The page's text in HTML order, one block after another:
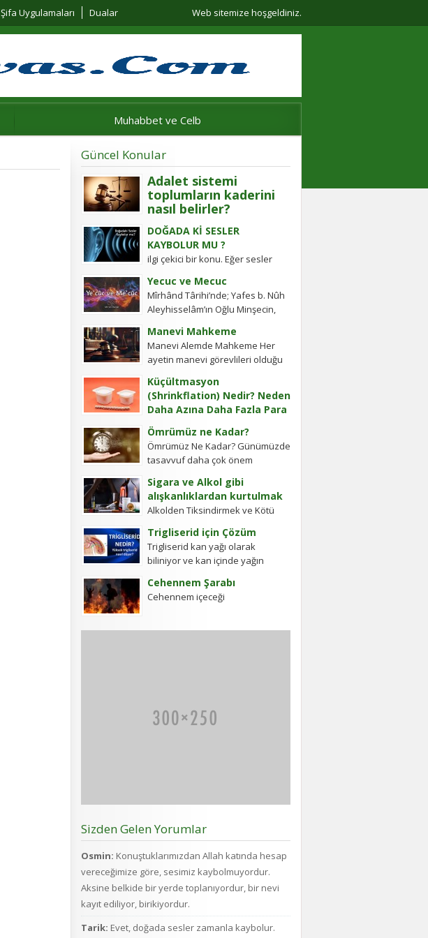
Şifa Uygulamaları Dualar Web sitemize hoşgeldiniz.
Muhabbet ve Celb
Güncel Konular
Adalet sistemi
toplumların kaderini
nasıl belirler?
Adalet sistemi güçlü olmayan
ülkelerde halkın değişim gücü
tarihten bugüne toplumsal
hareketleri şekillendirdi. Detayları
keşfedin!
DOĞADA Kİ SESLER
KAYBOLUR MU ?
ilgi çekici bir konu. Eğer sesler
sonra ulaşabilmek mümkün
müdür? Tübitak’a sormuşlar,
cevap vermiş. Soru: Ses bir...
Yecuc ve Mecuc
Mîrhând Târihi’nde; Yafes b. Nûh
Aleyhisselâm’ın Oğlu Minşecin,
Olup, Yafes’in Evlâdı Âleme
Dağıldıkta, Bunlar...
Manevi Mahkeme
Manevi Alemde Mahkeme Her
ayetin manevi görevlileri olduğu
bu kullar manevi mahkeme
görevlileridir.Ayetel kürsi...
Küçültmasyon
(Shrinkflation) Nedir? Neden
Daha Azına Daha Fazla Para
Ödüyoruz?
En sevdiğiniz çikolatanın biraz
daha küçük olduğunu, aynı
büyüklükteki pakette daha az
bisküvi bulunduğunu veya cips
torbalarının daha fazla hava...
Ömrümüz ne Kadar?
Ömrümüz Ne Kadar? Günümüzde
tasavvuf daha çok önem
gerekse Seyyid Tâhâ
hazretlerinin döneminde bu
kadar değildi....
Sigara ve Alkol gibi
alışkanlıklardan kurtulmak
Alkolden Tiksindirmek ve Kötü
Alkolden Tiksindirmek ve Kötü
Huylardan Vazgecirmek icin
Okumak için belli bir zamanı yok...
Trigliserid için Çözüm
Trigliserid kan yağı olarak
biliniyor ve kan içinde yağın
bozuyor. Kalbe daha çok yük
biniyor. Yaşlı ve...
Cehennem Şarabı
Cehennem içeceği
Sizden Gelen Yorumlar
Osmin: Konuştuklarımızdan Allah katında hesap
vereceğimize göre, sesimiz kaybolmuyordur.
Aksine belkide bir yerde toplanıyordur, bir nevi
kayıt ediliyor, birikiyordur.
Tarik: Evet, doğada sesler zamanla kaybolur.